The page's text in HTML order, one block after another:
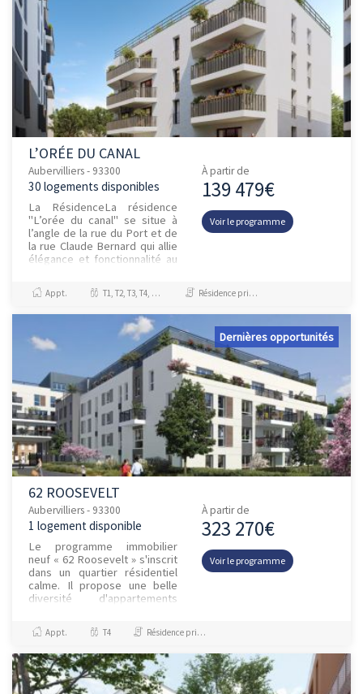
L’ORÉE DU CANAL
Aubervilliers - 93300
30 logements disponibles
La RésidenceLa résidence
"L’orée du canal" se situe à
l’angle de la rue du Port et de
la rue Claude Bernard qui allie
élégance et fonctionnalité au
À partir de
139 479€
Voir le programme
Appt. T1, T2, T3, T4, T5, T6 Résidence principale / PTZ, Investissement et Défiscalisation
Dernières opportunités
62 ROOSEVELT
Aubervilliers - 93300
1 logement disponible
Le programme immobilier
neuf « 62 Roosevelt » s'inscrit
dans un quartier résidentiel
calme. Il propose une belle
diversité d'appartements
extérieurs, ainsi qu'un coeu...
À partir de
323 270€
Voir le programme
Appt. T4 Résidence principale / PTZ